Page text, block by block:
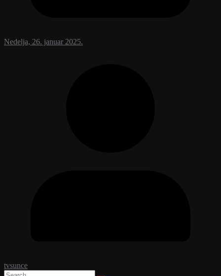
Nedelja, 26. januar 2025.
tvsunce